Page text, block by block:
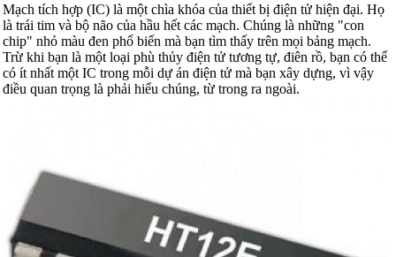
Mạch tích hợp (IC) là một chìa khóa của thiết bị điện tử hiện đại. Họ
là trái tim và bộ não của hầu hết các mạch. Chúng là những "con
chip" nhỏ màu đen phổ biến mà bạn tìm thấy trên mọi bảng mạch.
Trừ khi bạn là một loại phù thủy điện tử tương tự, điên rồ, bạn có thể
có ít nhất một IC trong mỗi dự án điện tử mà bạn xây dựng, vì vậy
điều quan trọng là phải hiểu chúng, từ trong ra ngoài.